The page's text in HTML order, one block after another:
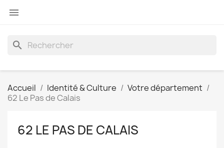

search
Accueil Identité & Culture
Votre département
62 Le Pas de Calais
62 LE PAS DE CALAIS